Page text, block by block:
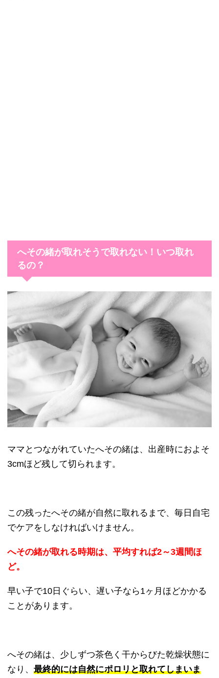
へその緒が取れそうで取れない！いつ取れ
るの？
ママとつながれていたへその緒は、出産時におよそ
3cmほど残して切られます。
この残ったへその緒が自然に取れるまで、毎日自宅
でケアをしなければいけません。
へその緒が取れる時期は、平均すれば2～3週間ほ
ど。
早い子で10日ぐらい、遅い子なら1ヶ月ほどかかる
ことがあります。
へその緒は、少しずつ茶色く干からびた乾燥状態に
なり、 最終的には自然にポロリと取れてしまいま